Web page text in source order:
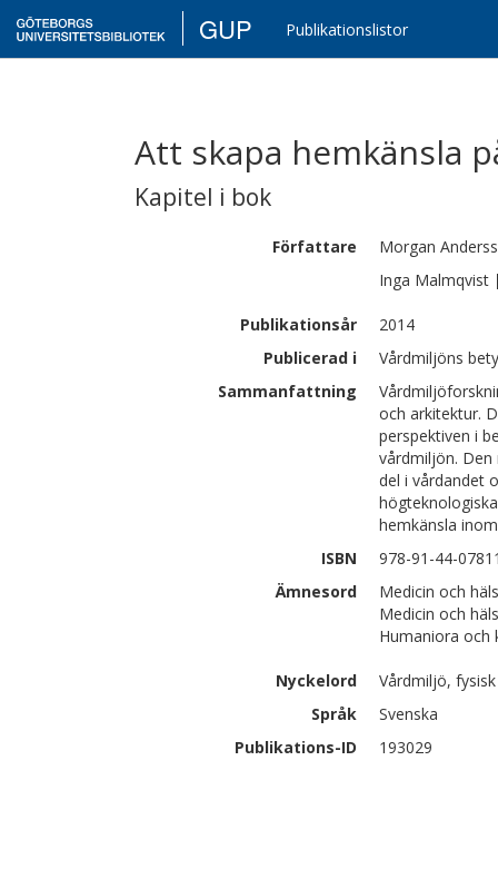
GUP Publikationslistor
Att skapa hemkänsla
Kapitel i bok
Författare Morgan
Inga Malmqvist
Publikationsår
2014
Publicerad i
Vårdmiljöns
Sammanfattning
och arkitektur.
perspektiven i
vårdmiljön.
del i vårdandet
hemkänsla
ISBN
978-91-44-
Ämnesord
Medicin och
Medicin och
Humaniora
Nyckelord
Vårdmiljö,
Språk
Svenska
Publikations-ID
193029